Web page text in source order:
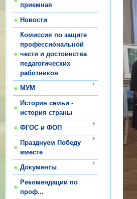
приемная
Новости
Комиссия по защите
профессиональной
чести и достоинства
педагогических
работников
МУМ
История семьи -
история страны
ФГОС и ФОП
Празднуем Победу
вместе
Документы
Рекомендации по
проф...